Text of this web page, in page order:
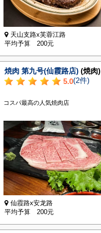
天山支路x芙蓉江路
平均予算 200元
焼肉 第九号(仙霞路店) (焼肉)
5.0(2件)
コスパ最高の人気焼肉店
仙霞路x安龙路
平均予算 200元